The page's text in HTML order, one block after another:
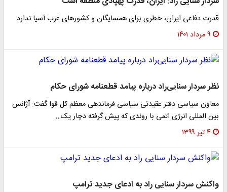
قدرت دفاعی ایران، خطری برای همسایگان و کشورهای غرب آسیا ندارد
۹ مرداد ۱۴۰۱
نظر سردار سنایی‌راد درباره پیامد قطعنامه شورای حکام
معاون سیاسی دفتر عقیدتی سیاسی فرماندهی معظم کل قوا گفت: آژانس
بین المللی انرژی اتمی با روندی که پیش گرفته دچار یک…
۴ تیر ۱۳۹۹
واکنش سردار سنایی راد به ادعای جدید ترامپ